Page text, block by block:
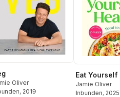
Oliver
, 2019
Eat Yourself
Jamie Oliver
Inbunden, 2025